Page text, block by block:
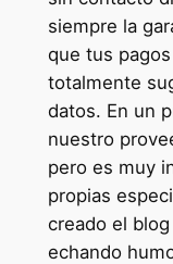
siempre la
que tus
totalmente
datos. En un
nuestro
pero es muy
propias
creado el
echando